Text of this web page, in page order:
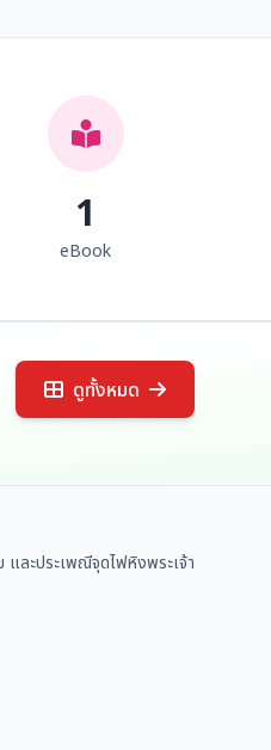
านนา
1
eBook
ดูทั้งหมด
ละประเพณีจุดไฟหิงพระเจ้า